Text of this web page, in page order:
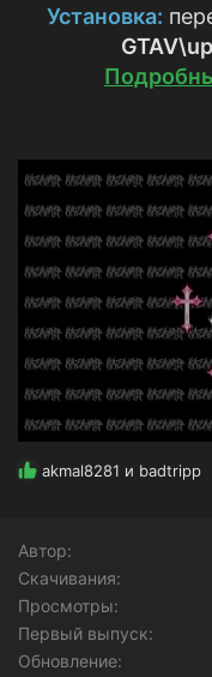
д
а
н
Установка:
Р
ц
и
и
akmal8281 и badtripp
Автор
Скачивания
Просмотры
Первый выпуск
Обновление